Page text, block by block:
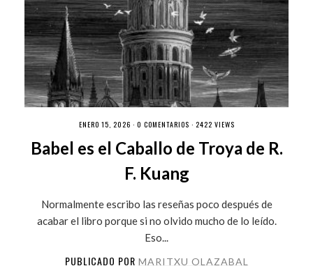
ENERO 15, 2026 · 0 COMENTARIOS · 2422 VIEWS
Babel es el Caballo de Troya de R.
F. Kuang
Normalmente escribo las reseñas poco después de
acabar el libro porque si no olvido mucho de lo leído.
Eso...
PUBLICADO POR MARITXU OLAZABAL